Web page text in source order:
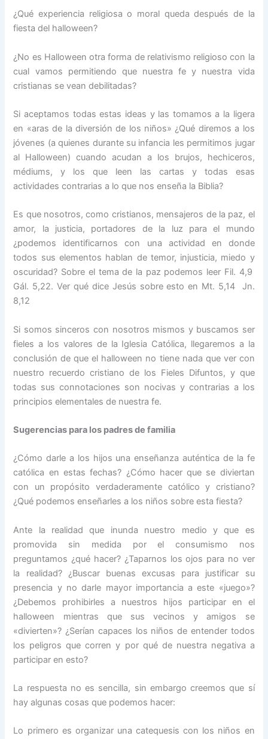
¿Qué experiencia religiosa o moral queda después de la
fiesta del halloween?
¿No es Halloween otra forma de relativismo religioso con la
cual vamos permitiendo que nuestra fe y nuestra vida
cristianas se vean debilitadas?
Si aceptamos todas estas ideas y las tomamos a la ligera
en «aras de la diversión de los niños» ¿Qué diremos a los
jóvenes (a quienes durante su infancia les permitimos jugar
al Halloween) cuando acudan a los brujos, hechiceros,
médiums, y los que leen las cartas y todas esas
actividades contrarias a lo que nos enseña la Biblia?
Es que nosotros, como cristianos, mensajeros de la paz, el
amor, la justicia, portadores de la luz para el mundo
¿podemos identificarnos con una actividad en donde
todos sus elementos hablan de temor, injusticia, miedo y
oscuridad? Sobre el tema de la paz podemos leer Fil. 4,9
Gál. 5,22. Ver qué dice Jesús sobre esto en Mt. 5,14 Jn.
8,12
Si somos sinceros con nosotros mismos y buscamos ser
fieles a los valores de la Iglesia Católica, llegaremos a la
conclusión de que el halloween no tiene nada que ver con
nuestro recuerdo cristiano de los Fieles Difuntos, y que
todas sus connotaciones son nocivas y contrarias a los
principios elementales de nuestra fe.
Sugerencias para los padres de familia
¿Cómo darle a los hijos una enseñanza auténtica de la fe
católica en estas fechas? ¿Cómo hacer que se diviertan
con un propósito verdaderamente católico y cristiano?
¿Qué podemos enseñarles a los niños sobre esta fiesta?
Ante la realidad que inunda nuestro medio y que es
promovida sin medida por el consumismo nos
preguntamos ¿qué hacer? ¿Taparnos los ojos para no ver
la realidad? ¿Buscar buenas excusas para justificar su
presencia y no darle mayor importancia a este «juego»?
¿Debemos prohibirles a nuestros hijos participar en el
halloween mientras que sus vecinos y amigos se
«divierten»? ¿Serían capaces los niños de entender todos
los peligros que corren y por qué de nuestra negativa a
participar en esto?
La respuesta no es sencilla, sin embargo creemos que sí
hay algunas cosas que podemos hacer:
Lo primero es organizar una catequesis con los niños en